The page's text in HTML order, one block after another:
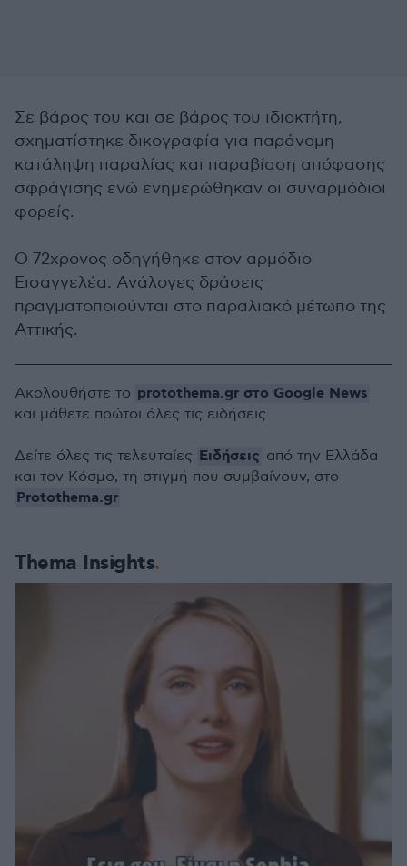
Σε βάρος του και σε βάρος του ιδιοκτήτη,
σχηματίστηκε δικογραφία για παράνομη
κατάληψη παραλίας και παραβίαση απόφασης
σφράγισης ενώ ενημερώθηκαν οι συναρμόδιοι
φορείς.
Ο 72χρονος οδηγήθηκε στον αρμόδιο
Εισαγγελέα. Ανάλογες δράσεις
πραγματοποιούνται στο παραλιακό μέτωπο της
Αττικής.
Thema Insights
Ακολουθήστε το protothema.gr στο Google News
και μάθετε πρώτοι όλες τις ειδήσεις
Δείτε όλες τις τελευταίες Ειδήσεις από την Ελλάδα
και τον Κόσμο, τη στιγμή που συμβαίνουν, στο
Protothema.gr